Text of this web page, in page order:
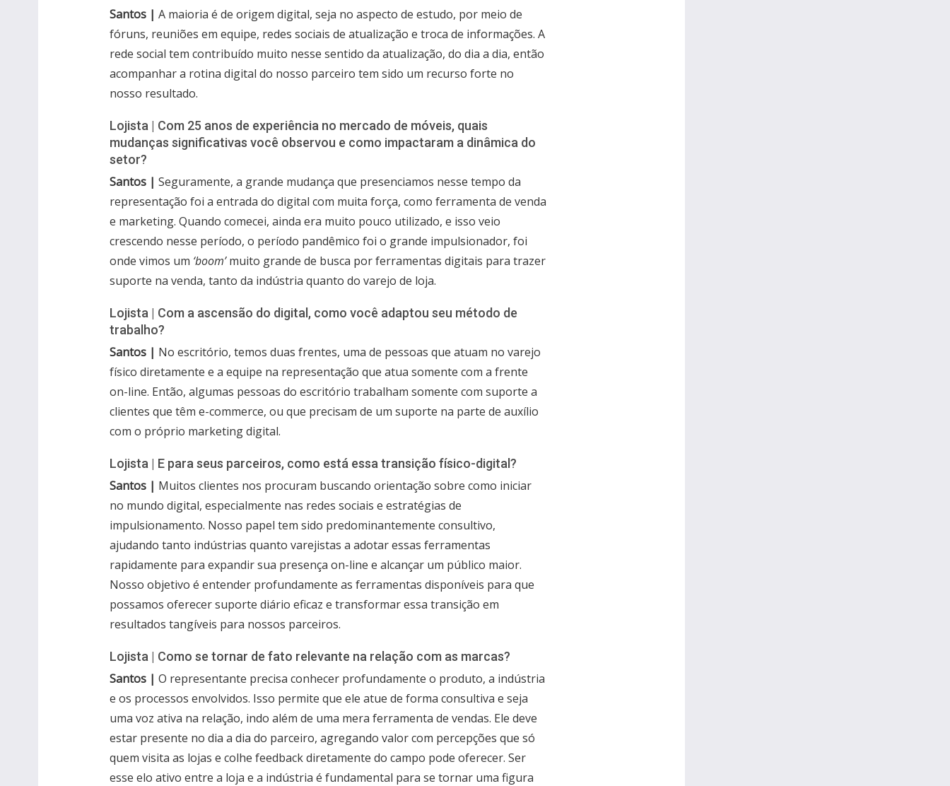
Santos | A maioria é de origem digital, seja no aspecto de estudo, por meio de
fóruns, reuniões em equipe, redes sociais de atualização e troca de informações. A
rede social tem contribuído muito nesse sentido da atualização, do dia a dia, então
acompanhar a rotina digital do nosso parceiro tem sido um recurso forte no
nosso resultado.
Lojista | Com 25 anos de experiência no mercado de móveis, quais
mudanças significativas você observou e como impactaram a dinâmica do
setor?
Santos | Seguramente, a grande mudança que presenciamos nesse tempo da
representação foi a entrada do digital com muita força, como ferramenta de venda
e marketing. Quando comecei, ainda era muito pouco utilizado, e isso veio
crescendo nesse período, o período pandêmico foi o grande impulsionador, foi
onde vimos um ‘boom’muito grande de busca por ferramentas digitais para trazer
suporte na venda, tanto da indústria quanto do varejo de loja.
Lojista | Com a ascensão do digital, como você adaptou seu método de
trabalho?
Santos | No escritório, temos duas frentes, uma de pessoas que atuam no varejo
físico diretamente e a equipe na representação que atua somente com a frente
on-line. Então, algumas pessoas do escritório trabalham somente com suporte a
clientes que têm e-commerce, ou que precisam de um suporte na parte de auxílio
com o próprio marketing digital.
Lojista | E para seus parceiros, como está essa transição físico-digital?
Santos | Muitos clientes nos procuram buscando orientação sobre como iniciar
no mundo digital, especialmente nas redes sociais e estratégias de
impulsionamento. Nosso papel tem sido predominantemente consultivo,
ajudando tanto indústrias quanto varejistas a adotar essas ferramentas
rapidamente para expandir sua presença on-line e alcançar um público maior.
Nosso objetivo é entender profundamente as ferramentas disponíveis para que
possamos oferecer suporte diário eficaz e transformar essa transição em
resultados tangíveis para nossos parceiros.
Lojista | Como se tornar de fato relevante na relação com as marcas?
Santos | O representante precisa conhecer profundamente o produto, a indústria
e os processos envolvidos. Isso permite que ele atue de forma consultiva e seja
uma voz ativa na relação, indo além de uma mera ferramenta de vendas. Ele deve
estar presente no dia a dia do parceiro, agregando valor com percepções que só
quem visita as lojas e colhe feedback diretamente do campo pode oferecer. Ser
esse elo ativo entre a loja e a indústria é fundamental para se tornar uma figura